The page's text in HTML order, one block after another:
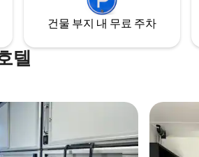
건물 부지 내 무료 주차
텔